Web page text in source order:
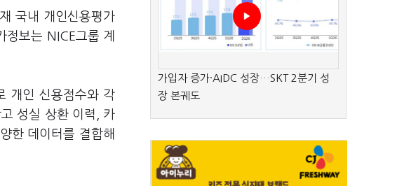
국내 개인신용평가
보는 NICE그룹 계
개인 신용점수와 각
성실 상환 이력, 카
한 데이터를 결합해
가입자 증가·AIDC 성장…SKT 2분기 성
장 본궤도